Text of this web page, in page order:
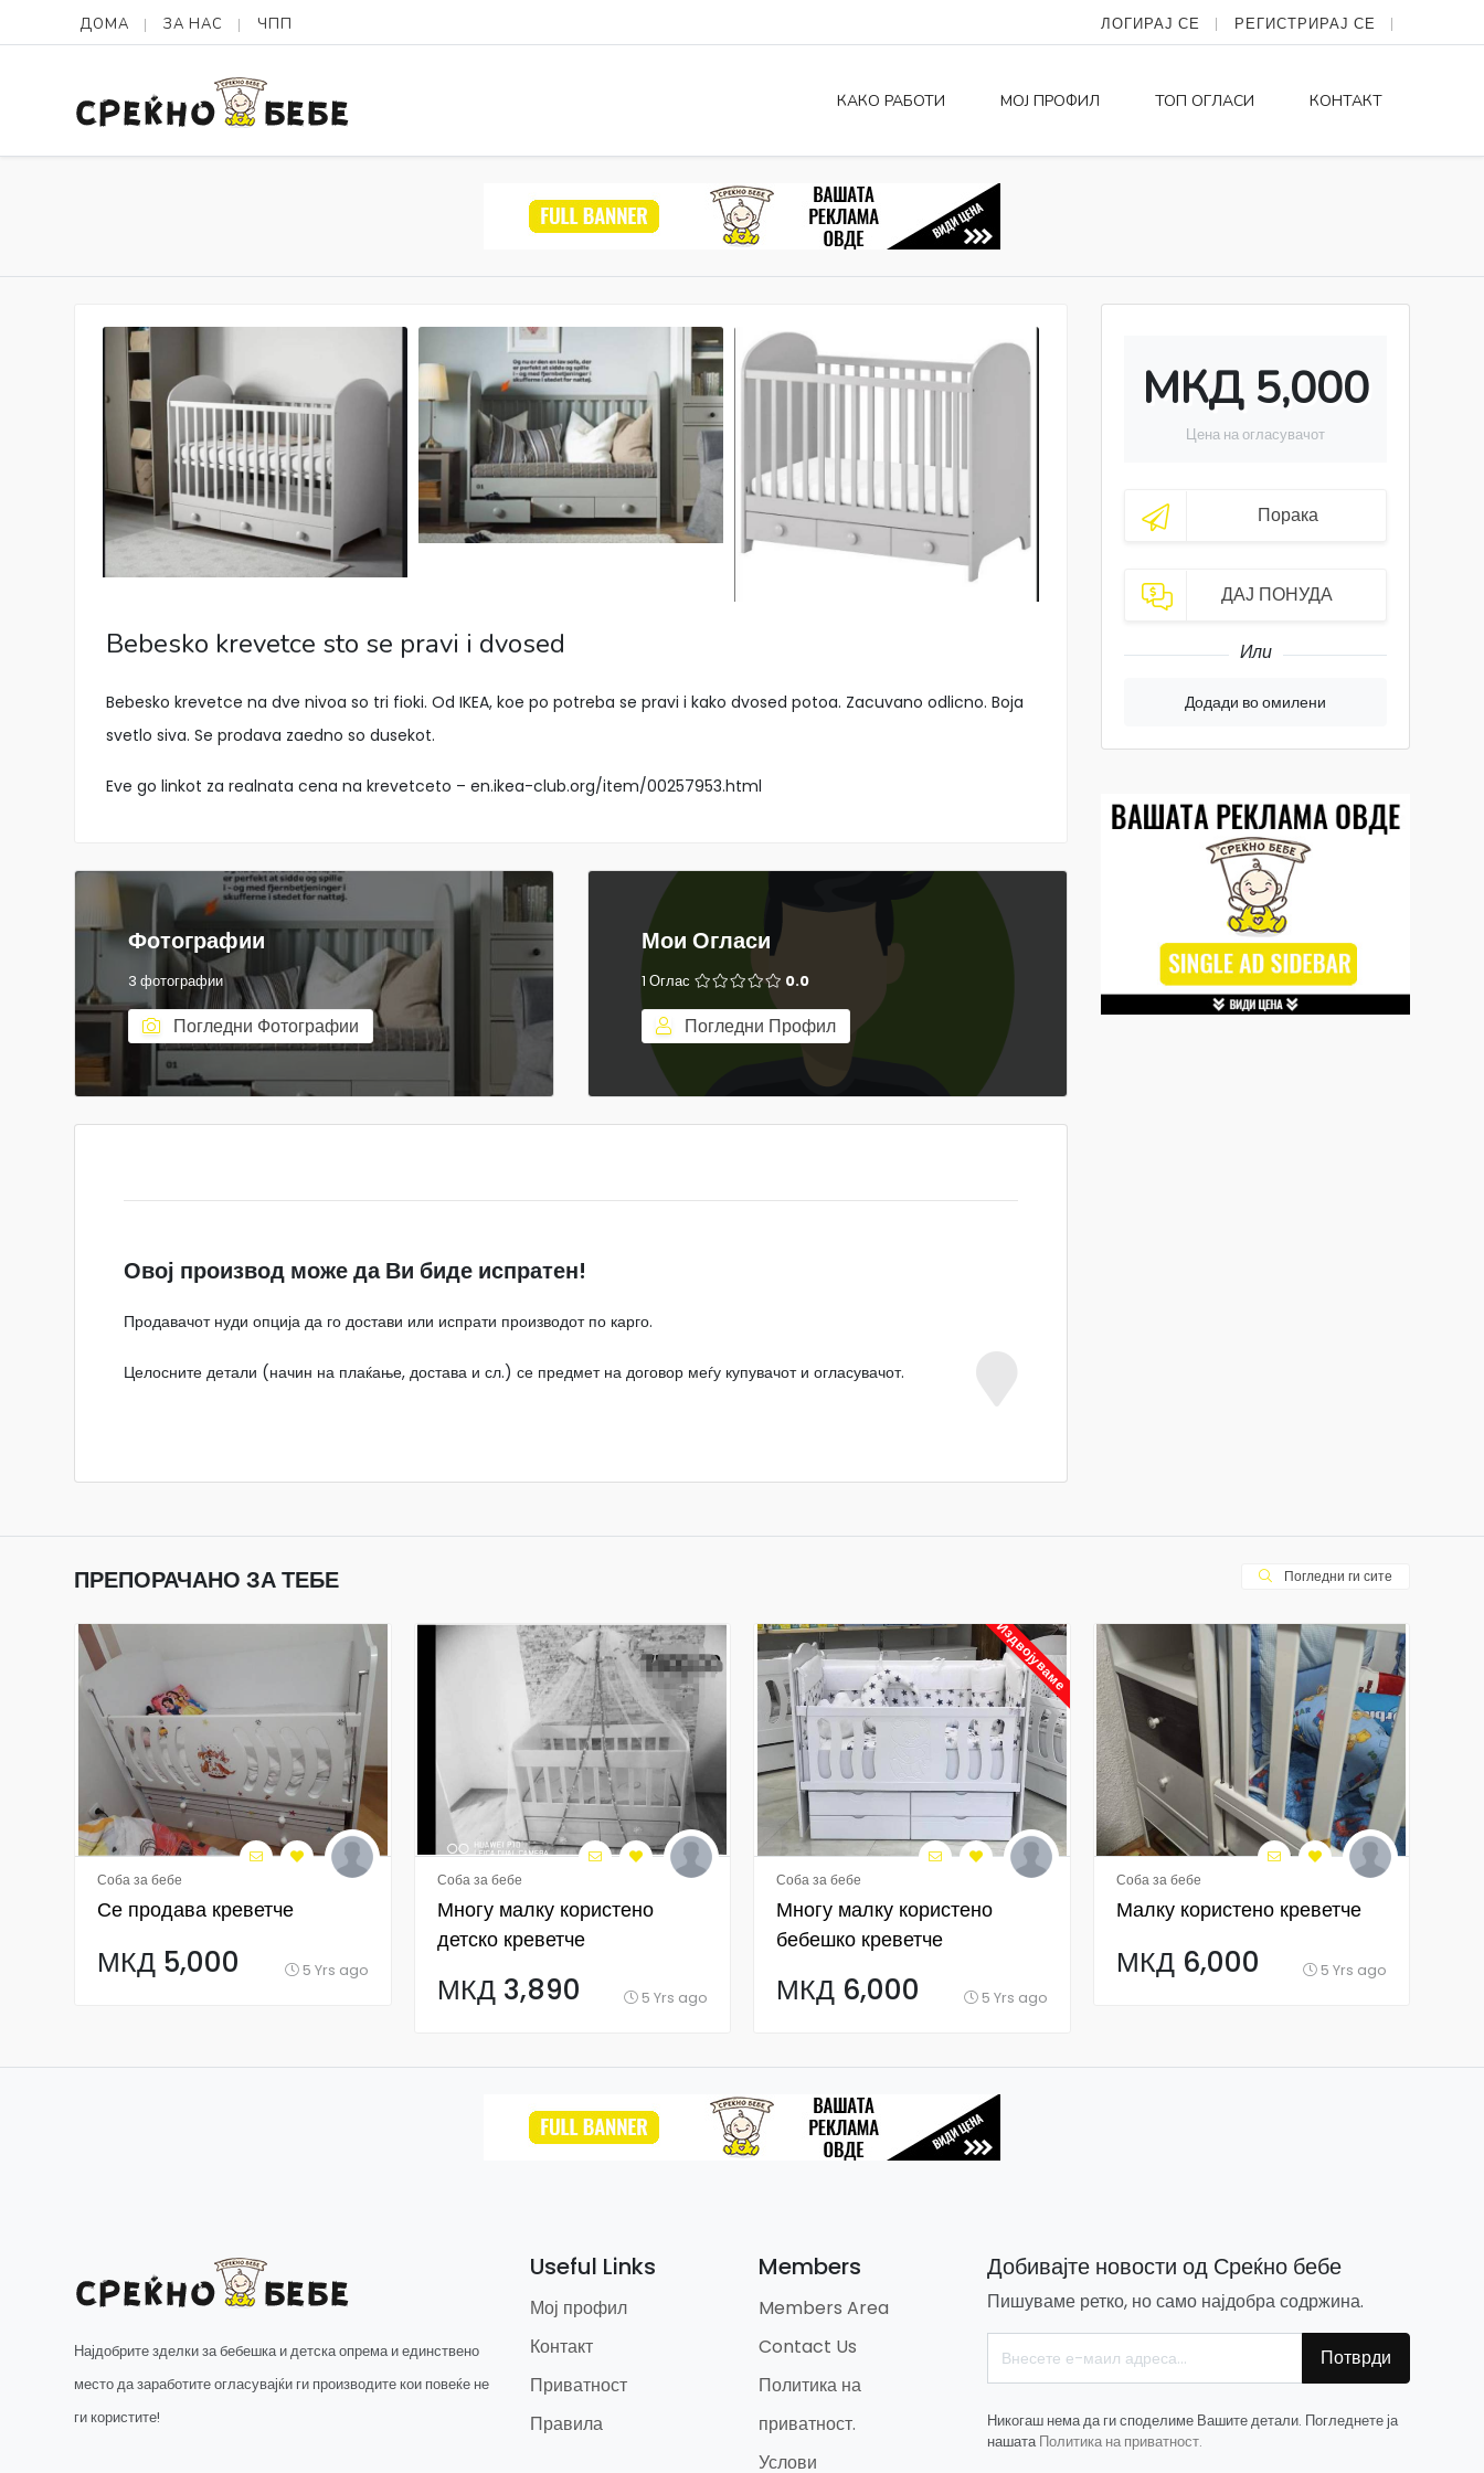
ДОМА ЗА НАС ЧПП ЛОГИРАЈ СЕ РЕГИСТРИРАЈ СЕ
КАКО РАБОТИ МОЈ ПРОФИЛ ТОП ОГЛАСИ КОНТАКТ
Bebesko krevetce sto se pravi i dvosed
Bebesko krevetce na dve nivoa so tri fioki. Od IKEA, koe po potreba se pravi i kako dvosed potoa. Zacuvano odlicno. Boja
svetlo siva. Se prodava zaedno so dusekot.
Eve go linkot za realnata cena na krevetceto – en.ikea-club.org/item/00257953.html
Фотографии
3 фотографии
Погледни Фотографии
Мои Огласи
1 Оглас 0.0
Погледни Профил
Овој производ може да Ви биде испратен!
Продавачот нуди опција да го достави или испрати производот по карго.
Целосните детали (начин на плаќање, достава и сл.) се предмет на договор меѓу купувачот и огласувачот.
МКД 5,000
Цена на огласувачот
Порака
ДАЈ ПОНУДА
Или
Додади во омилени
Погледни ги сите
ПРЕПОРАЧАНО ЗА ТЕБЕ
Соба за бебе
Се продава креветче
МКД 5,000 5 Yrs ago
Соба за бебе
Многу малку користено
детско креветче
МКД 3,890 5 Yrs ago
Издвојуваме
Соба за бебе
Многу малку користено
бебешко креветче
МКД 6,000 5 Yrs ago
Соба за бебе
Малку користено креветче
МКД 6,000 5 Yrs ago
Најдобрите зделки за бебешка и детска опрема и единствено
место да заработите огласувајќи ги производите кои повеќе не
ги користите!
Useful Links
Мој профил
Контакт
Приватност
Правила
Members
Members Area
Contact Us
Политика на
приватност.
Услови
Добивајте новости од Среќно бебе
Пишуваме ретко, но само најдобра содржина.
Потврди
Никогаш нема да ги споделиме Вашите детали. Погледнете ја
нашатаПолитика на приватност.